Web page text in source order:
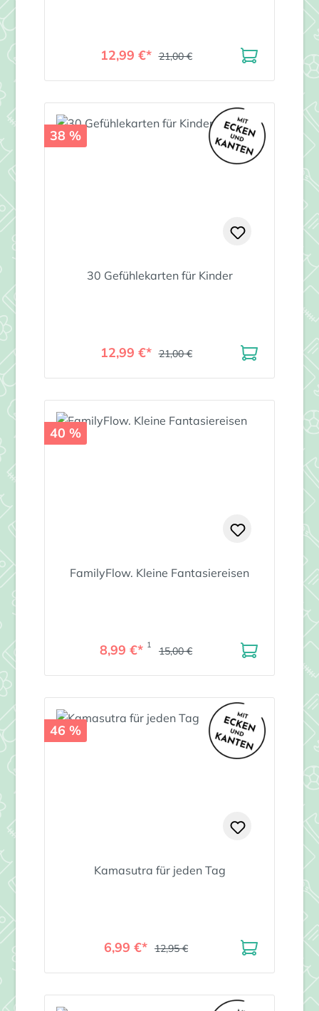
12,99 €* 21,00 €
38 %
30 Gefühlekarten für Kinder
12,99 €* 21,00 €
40 %
FamilyFlow. Kleine Fantasiereisen
8,99 €* 1 15,00 €
46 %
Kamasutra für jeden Tag
6,99 €* 12,95 €